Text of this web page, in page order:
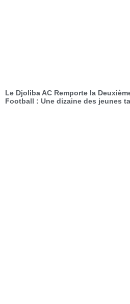
Le Djoliba AC Remporte la
Football : Une dizaine des jeunes